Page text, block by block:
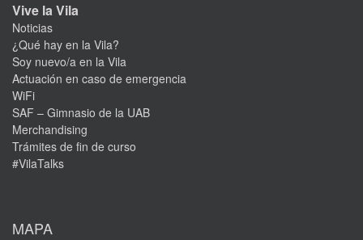
Vive la Vila
Noticias
¿Qué hay en la Vila?
Soy nuevo/a en la Vila
Actuación en caso de emergencia
WiFi
SAF – Gimnasio de la UAB
Merchandising
Trámites de fin de curso
#VilaTalks
MAPA